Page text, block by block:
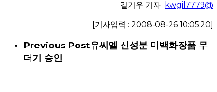
길기우 기자 kwgil7779@
[기사입력 : 2008-08-26 10:05:20]
Previous Post유씨엘 신성분 미백화장품 무
더기 승인